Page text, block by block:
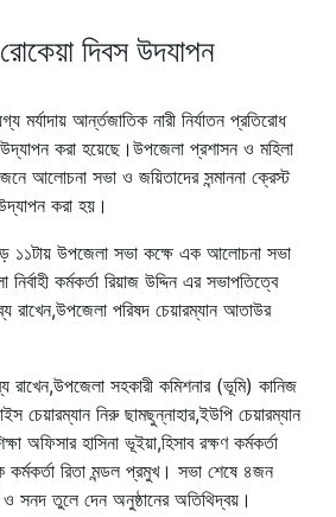
দিবস উদযাপন
মর্যাদায় আর্ন্তজাতিক নারী নির্যাতন প্রতিরোধ
করা হয়েছে।উপজেলা প্রশাসন ও মহিলা
আলোচনা সভা ও জয়িতাদের সন্মাননা ক্রেস্ট
করা হয়।
১১টায় উপজেলা সভা কক্ষে এক আলোচনা সভা
কর্মকর্তা রিয়াজ উদ্দিন এর সভাপতিত্বে
রাখেন,উপজেলা পরিষদ চেয়ারম্যান আতাউর
রাখেন,উপজেলা সহকারী কমিশনার (ভূমি) কানিজ
নিরু ছামছুন্নাহার,ইউপি চেয়ারম্যান
অফিসার হাসিনা ভূইয়া,হিসাব রক্ষণ কর্মকর্তা
কর্মকর্তা রিতা মন্ডল প্রমুখ। সভা শেষে ৪জন
ও সনদ তুলে দেন অনুষ্ঠানের অতিথিদ্বয়।